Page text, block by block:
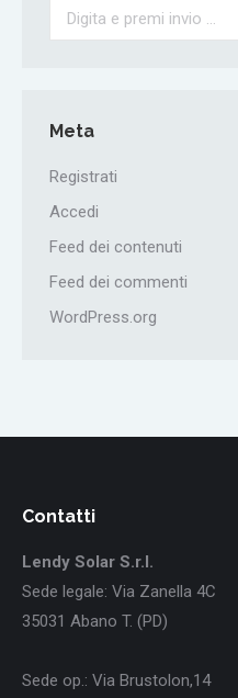
Search:
Meta
Registrati
Accedi
Feed dei contenuti
Feed dei commenti
WordPress.org
Contatti
Lendy Solar S.r.l.
Sede legale: Via Zanella 4C
35031 Abano T. (PD)
Sede op.: Via Brustolon,14